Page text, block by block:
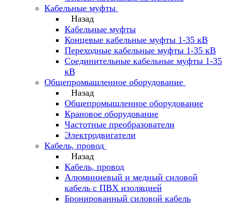
Кабельные муфты
Назад
Кабельные муфты
Концевые кабельные муфты 1-35 кВ
Переходные кабельные муфты 1-35 кВ
Соединительные кабельные муфты 1-35
кВ
Общепромышленное оборудование
Назад
Общепромышленное оборудование
Крановое оборудование
Частотные преобразователи
Электродвигатели
Кабель, провод
Назад
Кабель, провод
Алюминиевый и медный силовой
кабель с ПВХ изоляцией
Бронированный силовой кабель